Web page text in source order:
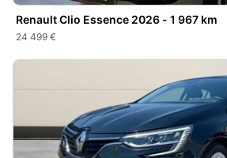
Renault Clio Essence 2026 - 1 967 km
24 499 €